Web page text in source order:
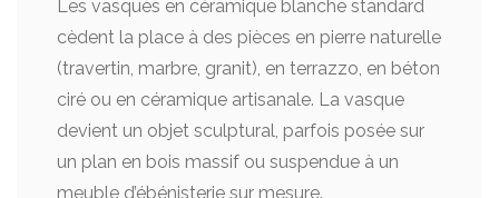
Les vasques en céramique blanche standard
cèdent la place à des pièces en pierre naturelle
(travertin, marbre, granit), en terrazzo, en béton
ciré ou en céramique artisanale. La vasque
devient un objet sculptural, parfois posée sur
un plan en bois massif ou suspendue à un
meuble d’ébénisterie sur mesure.